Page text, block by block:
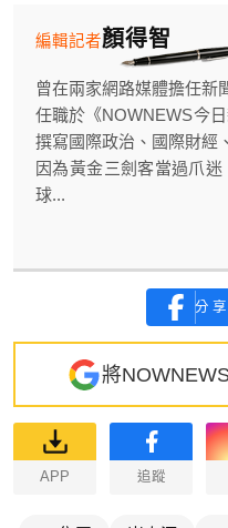
顏得智
編輯記者
曾在兩家網路媒體擔任新
任職於《NOWNEWS今
撰寫國際政治、國際財經
因為黃金三劍客當過爪
球...
分享
將
APP 追蹤